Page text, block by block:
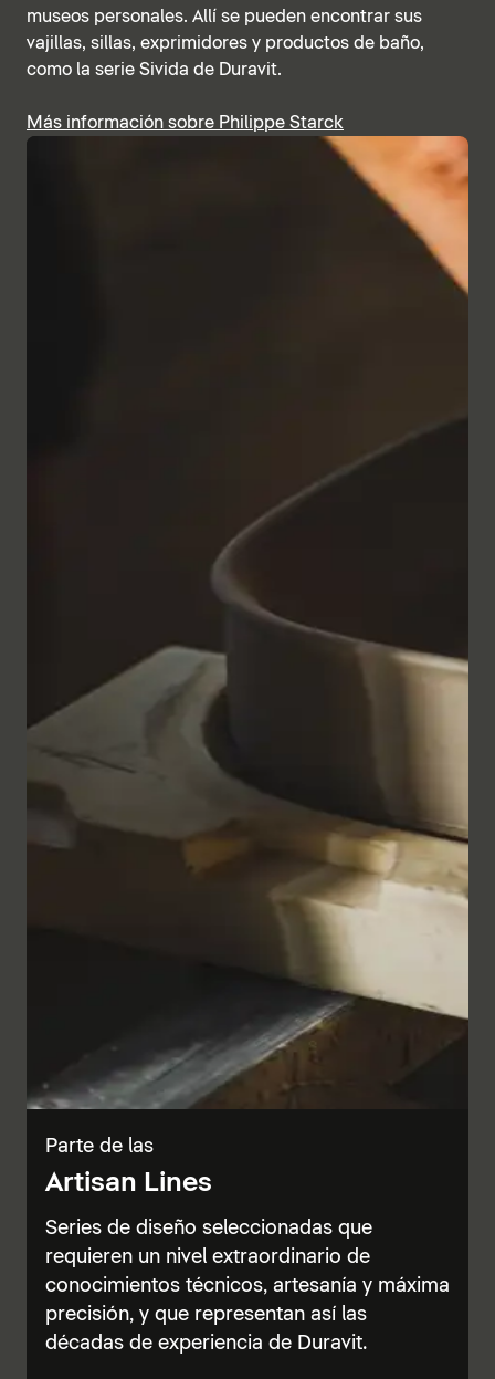
museos personales. Allí se pueden encontrar sus
vajillas, sillas, exprimidores y productos de baño,
como la serie Sivida de Duravit.
Más información sobre Philippe Starck
Parte de las
Artisan Lines
Series de diseño seleccionadas que
requieren un nivel extraordinario de
conocimientos técnicos, artesanía y máxima
precisión, y que representan así las
décadas de experiencia de Duravit.